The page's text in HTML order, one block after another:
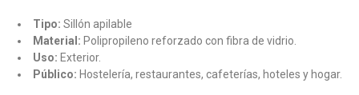
Tipo: Sillón apilable
Material: Polipropileno reforzado con fibra de vidrio.
Uso: Exterior.
Público: Hostelería, restaurantes, cafeterías, hoteles y hogar.